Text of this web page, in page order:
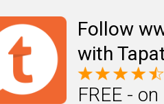
Follow
with
FREE -